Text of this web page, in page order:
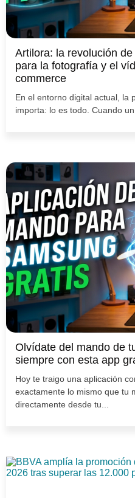
Artilora: la revolución
para la fotografía y el
commerce
En el entorno digital actual, la
importa: lo es todo. Cuando
Olvídate del mando de
siempre con esta app
Hoy te traigo una aplicación
exactamente lo mismo que tu
directamente desde tu...